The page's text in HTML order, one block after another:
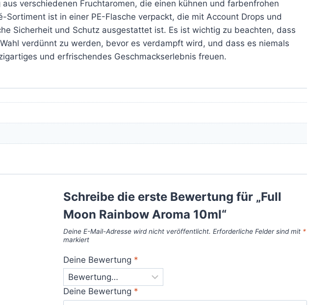
verschiedenen Fruchtaromen, die einen kühnen und farbenfrohen
Sortiment ist in einer PE-Flasche verpackt, die mit Account Drops und
Sicherheit und Schutz ausgestattet ist. Es ist wichtig zu beachten, dass
verdünnt zu werden, bevor es verdampft wird, und dass es niemals
und erfrischendes Geschmackserlebnis freuen.
Schreibe die erste Bewertung für „Full
Moon Rainbow Aroma 10ml“
Deine E-Mail-Adresse wird nicht veröffentlicht. Erforderliche Felder sind mit *
markiert
Deine Bewertung *
Deine Bewertung *